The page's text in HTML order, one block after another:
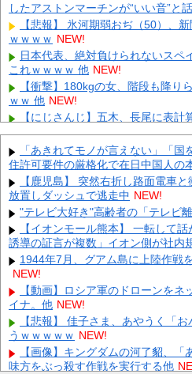
したアストンマーチンが“いい音”と
【悲報】 氷河期弱おぢ（50）、
ｗｗｗｗ NEW!
日本代表、絶対負けられないスペ
これｗｗｗｗ 他 NEW!
【衝撃】180kgの女、階段も降り
ｗｗ 他 NEW!
【にじさんじ】五木、長尾に表
『エクセルに感動してるおじさん見
【衝撃】ヴェイン運極のラスゲが
【悲報】ワイ、半導体で破産寸前
【悲報】 とにかくヤりたくてブ
ｗｗｗｗｗｗｗｗ NEW!
【悲報】 マイナ保険証のクソぶり
NEW!
【画像】 週刊少年ジャンプ、「ロ
な漫画を巻頭カラーにしたせいで
飲み屋でケンカした相手をコロし
後、因果応報を思わせる出来事が…
【警告】 医師「米国では”ヘロイ
では平気で処方されてる」 NEW!
Powered by livedoor 相互RSS
「あきれてモノが言えない」「
住許可要件の厳格化で在日中国人の
【鹿児島】 突然右折し路面電車
放置しダッシュで逃走中 NEW!
"テレビ大好き"高齢者の「テレビ
【イオンモール熊本】 一転して
誘導の証言が複数」イオン側が社内
1944年7月、グアム島に上陸作戦
NEW!
【動画】ロシア軍のドローンを
イナ。他 NEW!
【悲報】 佳子さま、あやうく「
うｗｗｗｗｗ NEW!
【画像】キングダムの河了貂、
味方をぶっ殺す作戦を実行する他